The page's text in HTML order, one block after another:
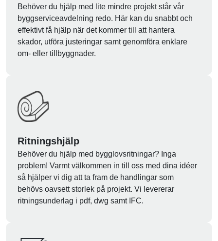
Behöver du hjälp med lite mindre projekt står vår
byggserviceavdelning redo. Här kan du snabbt och
effektivt få hjälp när det kommer till att hantera
skador, utföra justeringar samt genomföra enklare
om- eller tillbyggnader.
Ritningshjälp
Behöver du hjälp med bygglovsritningar? Inga
problem! Varmt välkommen in till oss med dina idéer
så hjälper vi dig att ta fram de handlingar som
behövs oavsett storlek på projekt. Vi levererar
ritningsunderlag i pdf, dwg samt IFC.